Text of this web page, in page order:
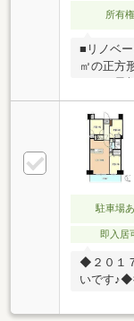
所有権
■リノベ
㎡の正方
徒歩圏■
グをし
エコカ
■２面バ
です―リ
ーリン
換 ・ユ
アタイ
全室ク
駐車場
即入居
◆２０１
いです♪◆
内見、